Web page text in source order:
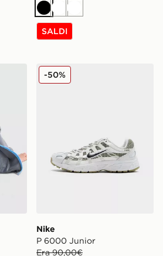
NeroBiancoBianco
SALDI
Set ChildrenNike P 6000 Junior
Nike
P 6000 Junior
Era 90,00€
-50%